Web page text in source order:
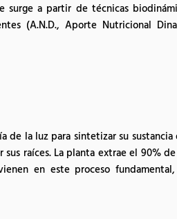
a partir de técnicas
(A.N.D., Aporte Nutricional
la luz para sintetizar su sustancia
raíces. La planta extrae el 90%
en este proceso